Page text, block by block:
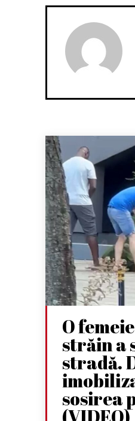
O
străin a
stradă.
sosirea